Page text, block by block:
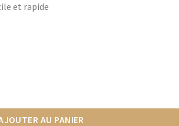
et rapide
doré
AU PANIER